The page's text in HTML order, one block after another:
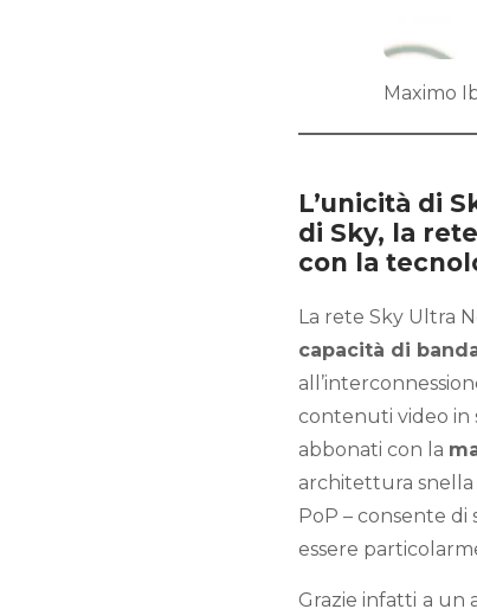
Maximo
L’unicità di
di Sky, la
con la
La rete Sky Ultra
capacità di
contenuti video in
abbonati con la
architettura snella
PoP – consente
essere
Grazie infatti a un